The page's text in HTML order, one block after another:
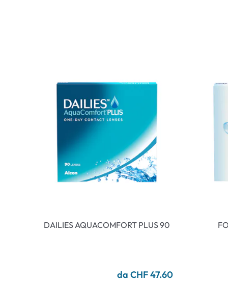
DAILIES AQUACOMFORT PLUS 90
da CHF 47.60